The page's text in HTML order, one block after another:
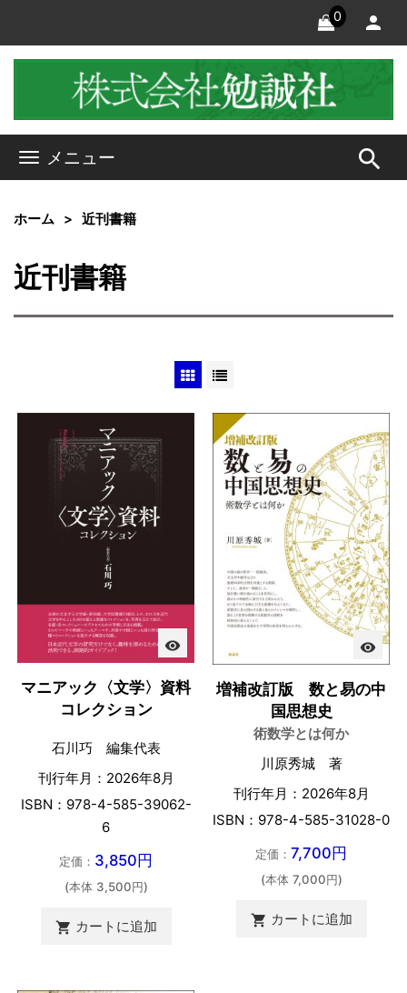
0
メニュー search
ホーム 近刊書籍
近刊書籍
visibility
マニアック〈文学〉資料
コレクション
石川巧 編集代表
刊行年月：2026年8月
ISBN：978-4-585-39062-
6
定価： 3,850円
(本体 3,500円)
 カートに追加
visibility
増補改訂版 数と易の中
国思想史
術数学とは何か
川原秀城 著
刊行年月：2026年8月
ISBN：978-4-585-31028-0
定価： 7,700円
(本体 7,000円)
 カートに追加